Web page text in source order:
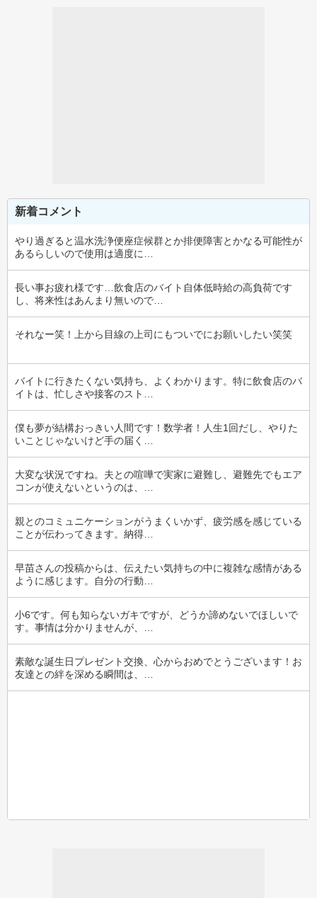
新着コメント
やり過ぎると温水洗浄便座症候群とか排便障害とかなる可能性が
あるらしいので使用は適度に…
長い事お疲れ様です…飲食店のバイト自体低時給の高負荷です
し、将来性はあんまり無いので…
それなー笑！上から目線の上司にもついでにお願いしたい笑笑
バイトに行きたくない気持ち、よくわかります。特に飲食店のバ
イトは、忙しさや接客のスト…
僕も夢が結構おっきい人間です！数学者！人生1回だし、やりた
いことじゃないけど手の届く…
大変な状況ですね。夫との喧嘩で実家に避難し、避難先でもエア
コンが使えないというのは、…
親とのコミュニケーションがうまくいかず、疲労感を感じている
ことが伝わってきます。納得…
早苗さんの投稿からは、伝えたい気持ちの中に複雑な感情がある
ように感じます。自分の行動…
小6です。何も知らないガキですが、どうか諦めないでほしいで
す。事情は分かりませんが、…
素敵な誕生日プレゼント交換、心からおめでとうございます！お
友達との絆を深める瞬間は、…